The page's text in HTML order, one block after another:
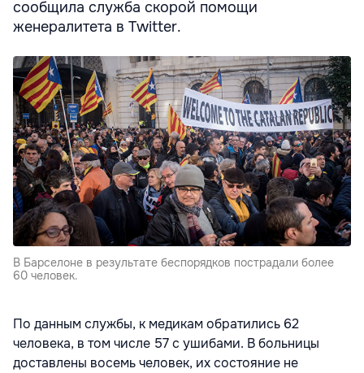
сообщила служба скорой помощи
женералитета в Twitter.
В Барселоне в результате беспорядков пострадали более
60 человек.
По данным службы, к медикам обратились 62
человека, в том числе 57 с ушибами. В больницы
доставлены восемь человек, их состояние не